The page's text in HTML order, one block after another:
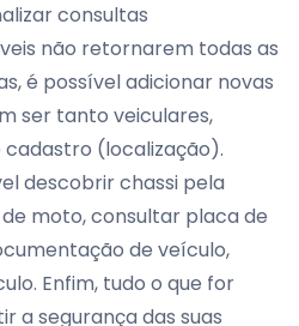
consultas
não retornarem todas as
é possível adicionar novas
ser tanto veiculares,
(localização).
descobrir chassi pela
moto, consultar placa de
de veículo,
Enfim, tudo o que for
a segurança das suas